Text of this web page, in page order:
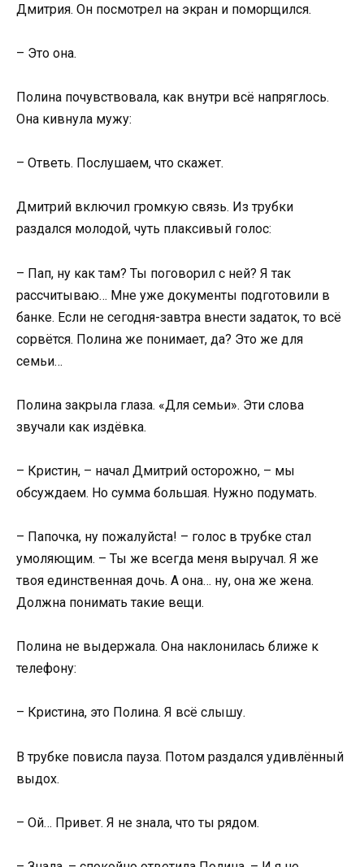
Дмитрия. Он посмотрел на экран и поморщился.
– Это она.
Полина почувствовала, как внутри всё напряглось.
Она кивнула мужу:
– Ответь. Послушаем, что скажет.
Дмитрий включил громкую связь. Из трубки
раздался молодой, чуть плаксивый голос:
– Пап, ну как там? Ты поговорил с ней? Я так
рассчитываю… Мне уже документы подготовили в
банке. Если не сегодня-завтра внести задаток, то всё
сорвётся. Полина же понимает, да? Это же для
семьи…
Полина закрыла глаза. «Для семьи». Эти слова
звучали как издёвка.
– Кристин, – начал Дмитрий осторожно, – мы
обсуждаем. Но сумма большая. Нужно подумать.
– Папочка, ну пожалуйста! – голос в трубке стал
умоляющим. – Ты же всегда меня выручал. Я же
твоя единственная дочь. А она… ну, она же жена.
Должна понимать такие вещи.
Полина не выдержала. Она наклонилась ближе к
телефону:
– Кристина, это Полина. Я всё слышу.
В трубке повисла пауза. Потом раздался удивлённый
выдох.
– Ой… Привет. Я не знала, что ты рядом.